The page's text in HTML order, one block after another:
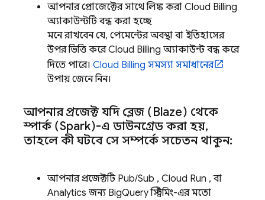
আপনার প্রোজেক্টের সাথে লিঙ্ক করা Cloud Billing
অ্যাকাউন্টটি বন্ধ করা হচ্ছে
মনে রাখবেন যে, পেমেন্টের অবস্থা বা ইতিহাসের
উপর ভিত্তি করেCloud Billing অ্যাকাউন্ট বন্ধ করে
দিতে পারে। Cloud Billing সমস্যা সমাধানের
উপায় জেনে নিন।
আপনার প্রজেক্ট যদি ব্লেজ (Blaze) থেকে
স্পার্ক (Spark)-এ ডাউনগ্রেড করা হয়,
তাহলে কী ঘটবে সে সম্পর্কে সচেতন থাকুন:
আপনার প্রজেক্টটি Pub/Sub , Cloud Run , বা
Analytics জন্য BigQueryস্ট্রিমিং-এর মতো